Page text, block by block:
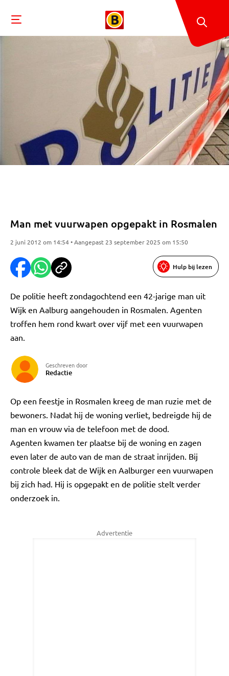
Man met vuurwapen opgepakt in Rosmalen
2 juni 2012 om 14:54 • Aangepast 23 september 2025 om 15:50
Hulp bij lezen
De politie heeft zondagochtend een 42-jarige man uit
Wijk en Aalburg aangehouden in Rosmalen. Agenten
troffen hem rond kwart over vijf met een vuurwapen
aan.
Geschreven door
Redactie
Op een feestje in Rosmalen kreeg de man ruzie met de
bewoners. Nadat hij de woning verliet, bedreigde hij de
man en vrouw via de telefoon met de dood.
Agenten kwamen ter plaatse bij de woning en zagen
even later de auto van de man de straat inrijden. Bij
controle bleek dat de Wijk en Aalburger een vuurwapen
bij zich had. Hij is opgepakt en de politie stelt verder
onderzoek in.
Advertentie